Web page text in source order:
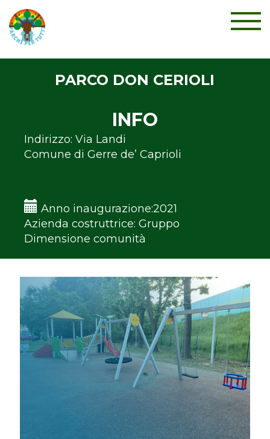
PARCO DON CERIOLI
INFO
Indirizzo: Via Landi
Comune di Gerre de’ Caprioli
Anno inaugurazione:2021
Azienda costruttrice: Gruppo
Dimensione comunità